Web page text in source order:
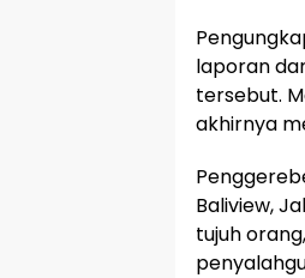
laporan
tersebut.
akhirnya
Baliview,
tujuh